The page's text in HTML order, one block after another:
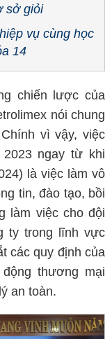
sở giỏi
vụ cùng học
14
chiến lược của
nói chung
vì vậy, việc
ngay từ khi
là việc làm vô
tin, đào tạo, bồi
làm việc cho đội
ty trong lĩnh vực
các quy định của
thương mại
an toàn.